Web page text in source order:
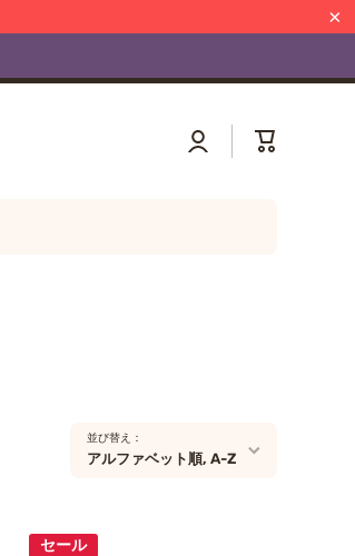
×
グ
イ
ー
並び替え：
アルファベット順, A-Z
セール